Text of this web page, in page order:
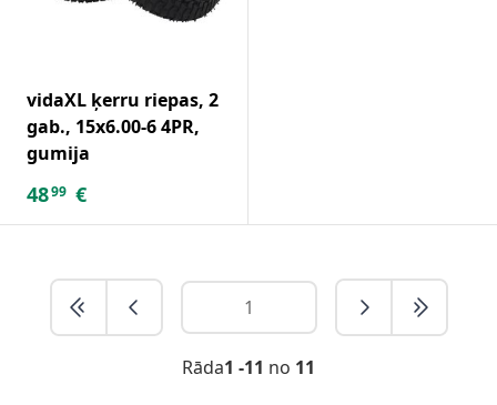
vidaXL ķerru riepas, 2
gab., 15x6.00-6 4PR,
gumija
4899 €
Rāda1 -11 no 11